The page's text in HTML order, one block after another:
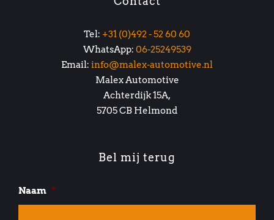
Tel: +31 (0)492 - 52 60 60
WhatsApp: 06-25249539
Email: info@malex-automotive.nl
Malex Automotive
Achterdijk 15A,
5705 CB Helmond
Bel mij terug
Naam *